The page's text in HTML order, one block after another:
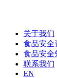
关于我们
食品安全
食品安全
联系我们
EN